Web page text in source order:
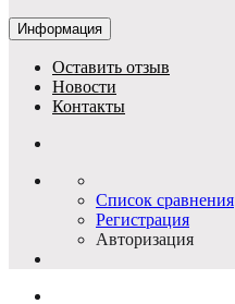
Информация
Оставить отзыв
Новости
Контакты
Список сравнения
Регистрация
Авторизация